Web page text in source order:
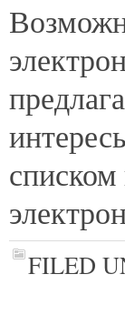
списком
FILED